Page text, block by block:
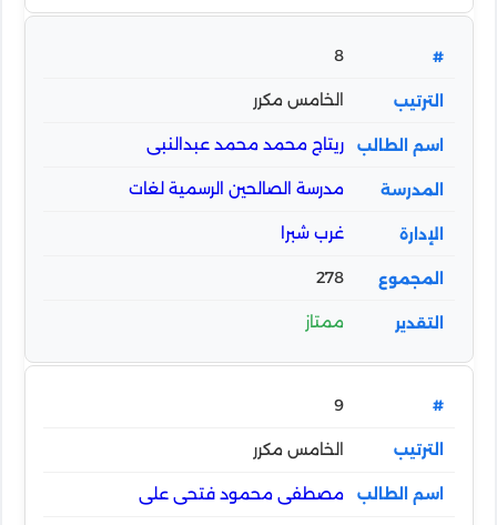
8
الخامس مكرر
ريتاج محمد محمد عبدالنبى
مدرسة الصالحين الرسمية لغات
غرب شبرا
278
ممتاز
9
الخامس مكرر
مصطفى محمود فتحى على